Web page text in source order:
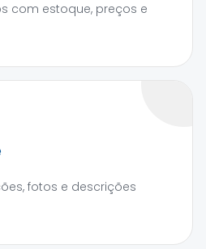
com estoque, preços e
fotos e descrições